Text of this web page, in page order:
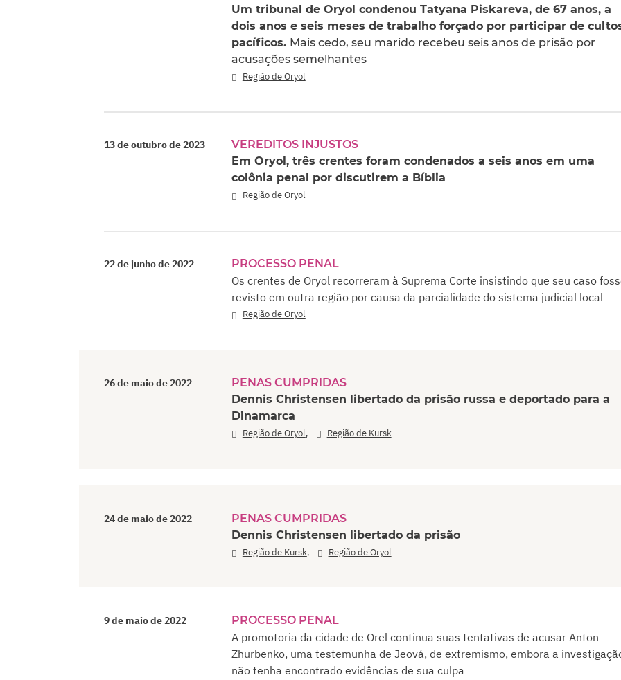
Um tribunal de Oryol condenou Tatyana Piskareva, de 67 anos, a
dois anos e seis meses de trabalho forçado por participar de
pacíficos. Mais cedo, seu marido recebeu seis anos de prisão por
acusações semelhantes
Região de Oryol
13 de outubro de 2023
VEREDITOS INJUSTOS
Em Oryol, três crentes foram condenados a seis anos em uma
colônia penal por discutirem a Bíblia
Região de Oryol
22 de junho de 2022 PROCESSO PENAL
Os crentes de Oryol recorreram à Suprema Corte insistindo que seu caso
revisto em outra região por causa da parcialidade do sistema judicial local
Região de Oryol
26 de maio de 2022
PENAS CUMPRIDAS
Dennis Christensen libertado da prisão russa e deportado para a
Dinamarca
Região de Oryol, Região de Kursk
24 de maio de 2022
PENAS CUMPRIDAS
Dennis Christensen libertado da prisão
Região de Kursk, Região de Oryol
9 de maio de 2022 PROCESSO PENAL
A promotoria da cidade de Orel continua suas tentativas de acusar Anton
Zhurbenko, uma testemunha de Jeová, de extremismo, embora a
não tenha encontrado evidências de sua culpa